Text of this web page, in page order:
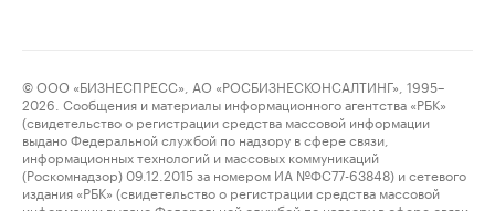
© ООО «БИЗНЕСПРЕСС», АО «РОСБИЗНЕСКОНСАЛТИНГ», 1995–
2026. Сообщения и материалы информационного агентства «РБК»
(свидетельство о регистрации средства массовой информации
выдано Федеральной службой по надзору в сфере связи,
информационных технологий и массовых коммуникаций
(Роскомнадзор) 09.12.2015 за номером ИА №ФС77-63848) и сетевого
издания «РБК» (свидетельство о регистрации средства массовой